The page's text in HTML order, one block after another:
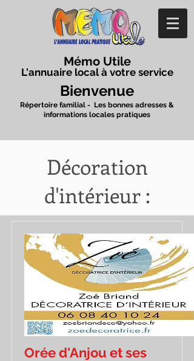
Mémo Utile
L'annuaire local à votre service
Bienvenue
Répertoire familial - Les bonnes adresses &
informations locales pratiques
Décoration
d'intérieur :
Orée d'Anjou et ses